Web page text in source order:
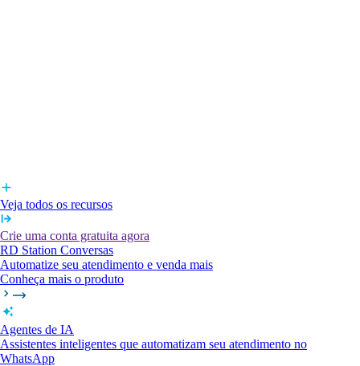
Veja todos os recursos
Crie uma conta gratuita agora
RD Station Conversas
Automatize seu atendimento e venda mais
Conheça mais o produto
Agentes de IA
Assistentes inteligentes que automatizam seu atendimento no
WhatsApp